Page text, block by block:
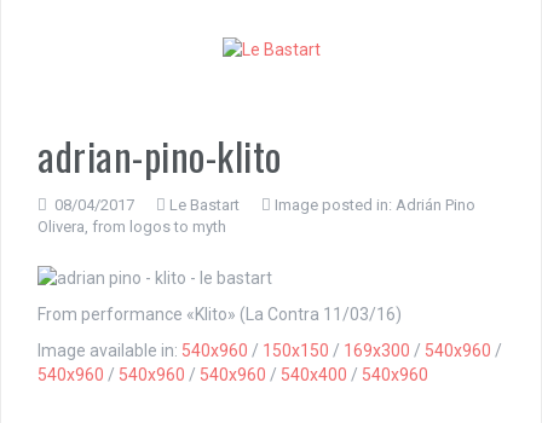
adrian-pino-klito
08/04/2017 Le Bastart Image posted in: Adrián Pino
Olivera, from logos to myth
From performance «Klito» (La Contra 11/03/16)
Image available in: 540x960 / 150x150 / 169x300 / 540x960 /
540x960 / 540x960 / 540x960 / 540x400 / 540x960